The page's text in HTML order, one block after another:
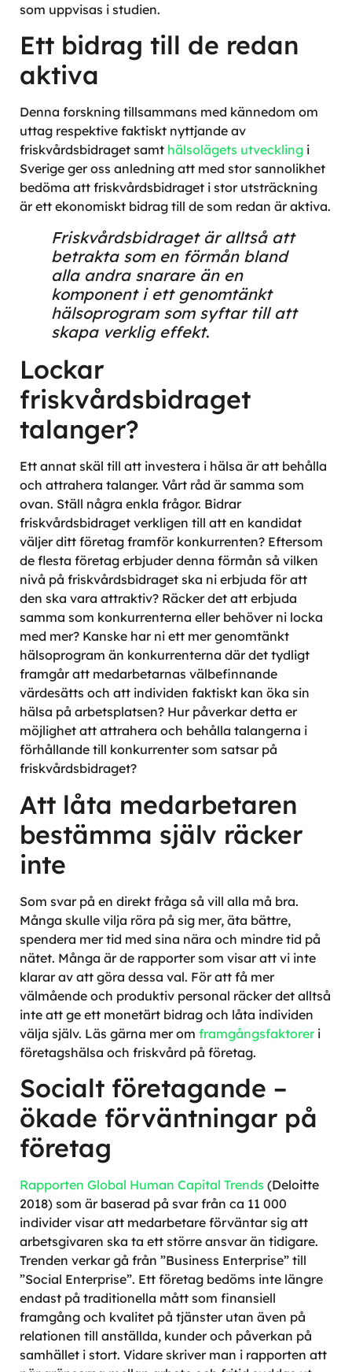
som uppvisas i studien.
Ett bidrag till de redan
aktiva
Denna forskning tillsammans med kännedom om
uttag respektive faktiskt nyttjande av
friskvårdsbidraget samt hälsolägets utveckling i
Sverige ger oss anledning att med stor sannolikhet
bedöma att friskvårdsbidraget i stor utsträckning
är ett ekonomiskt bidrag till de som redan är aktiva.
Friskvårdsbidraget är alltså att
betrakta som en förmån bland
alla andra snarare än en
komponent i ett genomtänkt
hälsoprogram som syftar till att
skapa verklig effekt.
Lockar
friskvårdsbidraget
talanger?
Ett annat skäl till att investera i hälsa är att behålla
och attrahera talanger. Vårt råd är samma som
ovan. Ställ några enkla frågor. Bidrar
friskvårdsbidraget verkligen till att en kandidat
väljer ditt företag framför konkurrenten? Eftersom
de flesta företag erbjuder denna förmån så vilken
nivå på friskvårdsbidraget ska ni erbjuda för att
den ska vara attraktiv? Räcker det att erbjuda
samma som konkurrenterna eller behöver ni locka
med mer? Kanske har ni ett mer genomtänkt
hälsoprogram än konkurrenterna där det tydligt
framgår att medarbetarnas välbefinnande
värdesätts och att individen faktiskt kan öka sin
hälsa på arbetsplatsen? Hur påverkar detta er
möjlighet att attrahera och behålla talangerna i
förhållande till konkurrenter som satsar på
friskvårdsbidraget?
Att låta medarbetaren
bestämma själv räcker
inte
Som svar på en direkt fråga så vill alla må bra.
Många skulle vilja röra på sig mer, äta bättre,
spendera mer tid med sina nära och mindre tid på
nätet. Många är de rapporter som visar att vi inte
klarar av att göra dessa val. För att få mer
välmående och produktiv personal räcker det alltså
inte att ge ett monetärt bidrag och låta individen
välja själv. Läs gärna merom framgångsfaktoreri
företagshälsa och friskvård på företag.
Socialt företagande –
ökade förväntningar på
företag
Rapporten Global Human Capital Trends (Deloitte
2018) som ärbaserad på svar från ca 11 000
individer visar att medarbetare förväntar sig att
arbetsgivaren ska ta ett större ansvar än tidigare.
Trenden verkar gå från ”Business Enterprise” till
”Social Enterprise”. Ett företag bedöms inte längre
endast på traditionella mått som finansiell
framgång och kvalitet på tjänster utan även på
relationen till anställda, kunder och påverkan på
samhället i stort. Vidare skriver man i rapporten att